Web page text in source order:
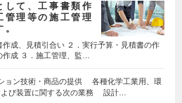
して、工事書類作
管理等の施工管理
作成、見積引合い ２．実行予算・見積書の作
成 ３．施工管理、監…
ョン技術・商品の提供 各種化学工業用、環
よび装置に関する次の業務 設計…